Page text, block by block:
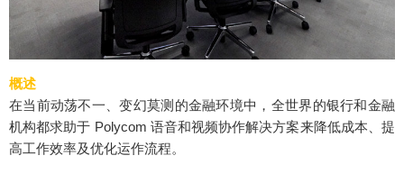
概述
在当前动荡不一、变幻莫测的金融环境中，全世界的银行和金融
机构都求助于 Polycom 语音和视频协作解决方案来降低成本、提
高工作效率及优化运作流程。